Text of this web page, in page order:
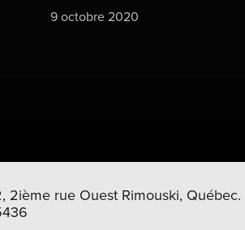
9 octobre 2020
2ième rue Ouest Rimouski, Québec.